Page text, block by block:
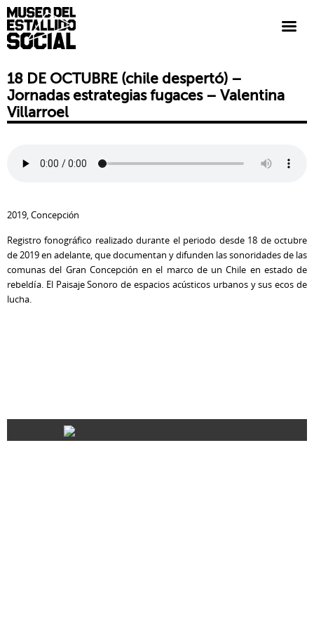
18 DE OCTUBRE (chile despertó) –
Jornadas estrategias fugaces – Valentina
Villarroel
2019, Concepción
Registro fonográfico realizado durante el periodo desde 18 de octubre
de 2019 en adelante, que documentan y difunden las sonoridades de las
comunas del Gran Concepción en el marco de un Chile en estado de
rebeldía. El Paisaje Sonoro de espacios acústicos urbanos y sus ecos de
lucha.